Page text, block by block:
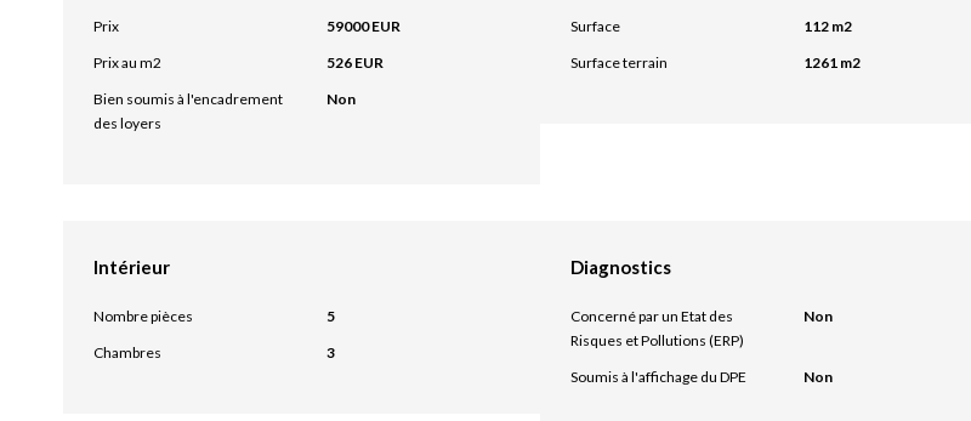
Prix
59000 EUR
Prix au m2
526 EUR
Bien soumis à l'encadrement
des loyers
Non
Surface
112 m2
Surface terrain
1261 m2
Intérieur
Nombre pièces
5
Chambres
3
Diagnostics
Concerné par un Etat des
Risques et Pollutions (ERP)
Non
Soumis à l'affichage du DPE Non